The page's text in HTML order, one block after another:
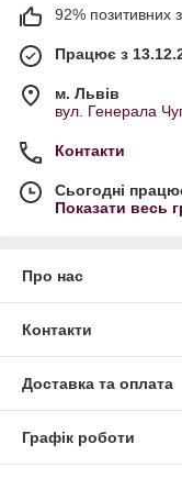
92% позитивних з
Працює з
м. Львів
вул. Генерала
Контакти
Сьогодні
Показати весь
Про нас
Контакти
Доставка та оплата
Графік роботи